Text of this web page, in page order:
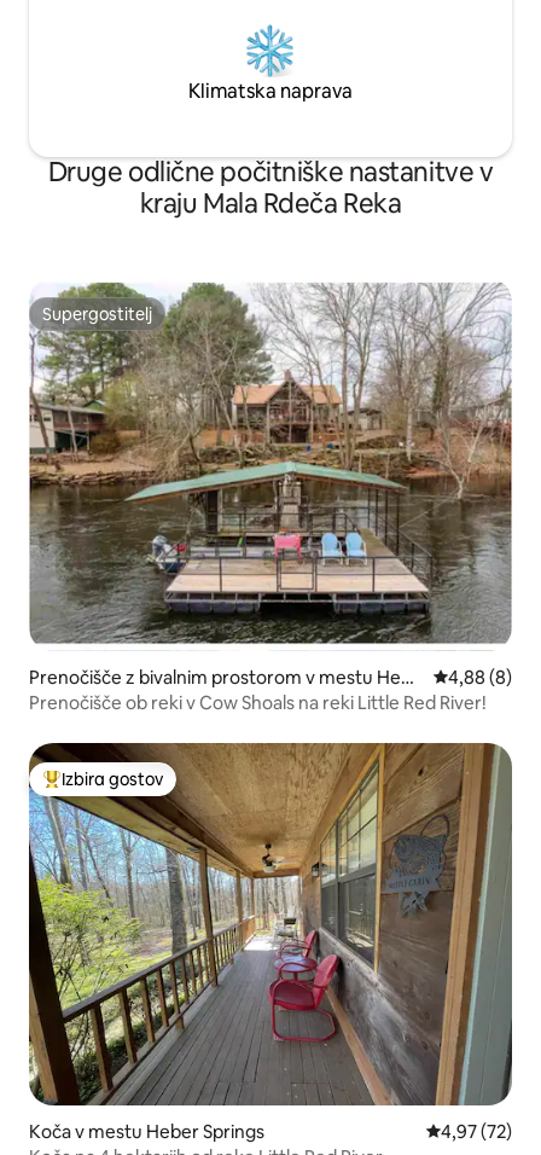
Klimatska naprava
Druge odlične počitniške nastanitve v
kraju Mala Rdeča Reka
Supergostitelj
Supergostitelj
Prenočišče z bivalnim prostorom v mestu Hebe
r Springs
Povprečna
4,88 (8)
Prenočišče ob reki v Cow Shoals na reki Little Red River!
Najbolj priljubljena prenočišča z značko »Izbira gostov«
Izbira gostov
Koča v mestu Heber Springs Povprečna
4,97 (72)